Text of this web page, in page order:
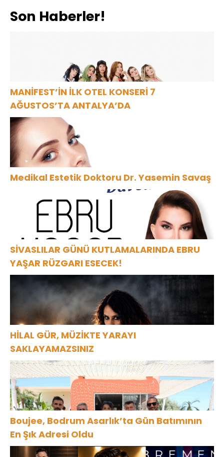
Son Haberler!
MANİFEST’İN İLK OTEL KONSERİ 7
AĞUSTOS’TA ANTALYA’DA
Medikal Estetik Doktoru Dr. Yasemin Savaş
SİVASLILAR GÜNÜ KUTLAMALARINDA EBRU
YAŞAR RÜZGARI ESECEK!
HİLAL GÜR, MÜZİKTE YARAYI
SAKLAYAMAZSINIZ
Boujee, Bodrum Asarlık’ta Gün Batımının
En Şık Adresi Oldu